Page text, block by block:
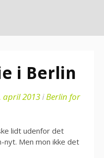
i Berlin
april 2013iBerlin for
lidt udenfor det
nyt. Men mon ikke det